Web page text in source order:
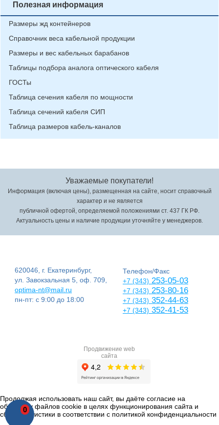
0
Полезная информация
Размеры жд контейнеров
Справочник веса кабельной продукции
Размеры и вес кабельных барабанов
Таблицы подбора аналога оптического кабеля
ГОСТы
Таблица сечения кабеля по мощности
Таблица сечений кабеля СИП
Таблица размеров кабель-каналов
Уважаемые покупатели!
Информация (включая цены), размещенная на сайте, носит справочный
характер и не является
публичной офертой, определяемой положениями ст. 437 ГК РФ.
Актуальность цены и наличие продукции уточняйте у менеджеров.
620046, г. Екатеринбург,
ул. Завокзальная 5, оф. 709,
optima-nt@mail.ru
пн-пт: с 9:00 до 18:00
Телефон/Факс
+7 (343) 253-05-03
+7 (343) 253-80-16
+7 (343) 352-44-63
+7 (343) 352-41-53
Продвижение web
сайта
Продолжая использовать наш сайт, вы даёте согласие на
обработку файлов cookie в целях функционирования сайта и
сбора статистики в соответствии с политикой конфиденциальности